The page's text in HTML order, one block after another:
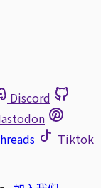
Discord
Tiktok